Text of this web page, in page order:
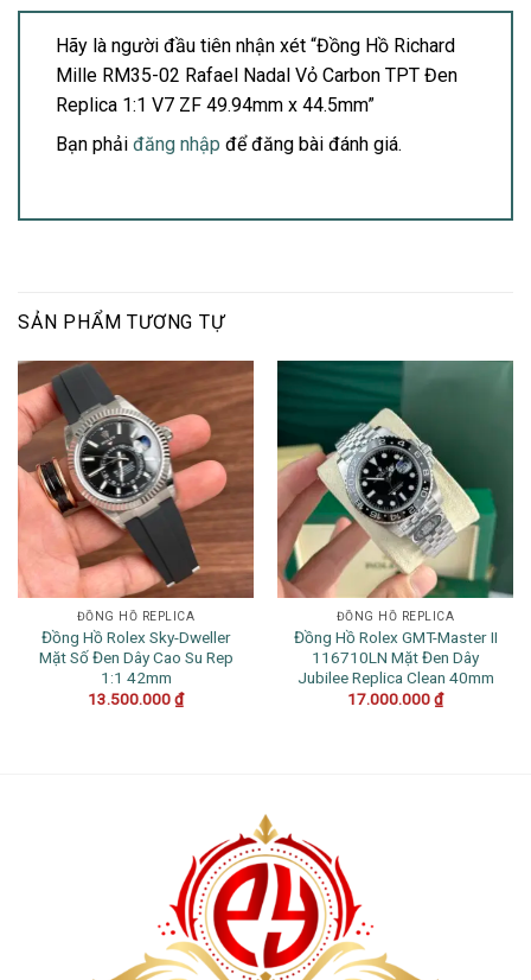
Hãy là người đầu tiên nhận xét “Đồng Hồ Richard
Mille RM35-02 Rafael Nadal Vỏ Carbon TPT Đen
Replica 1:1 V7 ZF 49.94mm x 44.5mm”
Bạn phải đăng nhập để đăng bài đánh giá.
SẢN PHẨM TƯƠNG TỰ
ĐỒNG HỒ REPLICA
Đồng Hồ Rolex Sky-Dweller
Mặt Số Đen Dây Cao Su Rep
1:1 42mm
13.500.000₫
ĐỒNG HỒ REPLICA
Đồng Hồ Rolex GMT-Master II
116710LN Mặt Đen Dây
Jubilee Replica Clean 40mm
17.000.000₫